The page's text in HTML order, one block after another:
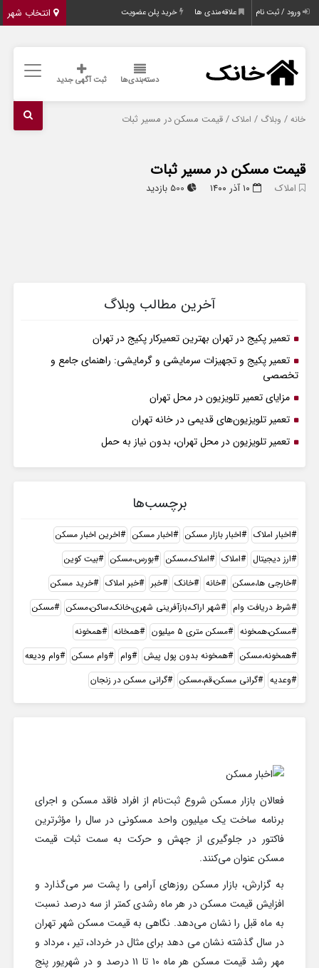
انتخاب شهر ورود / ثبت نام علاقه‌مندی ها خرید پلن عضویت
دسته‌بندی‌ها ثبت آگهی جدید
خانه / وبلاگ / املاک / قیمت مسکن در مسیر ثبات
قیمت مسکن در مسیر ثبات
املاک
آخرین مطالب وبلاگ
تعمیر پکیج در تهران بهترین تعمیرکار پکیج در تهران
تعمیر پکیج و تجهیزات سرمایشی و گرمایشی: راهنمای جامع و
تخصصی
مزایای تعمیر تلویزیون در محل تهران
تعمیر تلویزیون‌های قدیمی در خانه تهران
تعمیر تلویزیون در محل تهران، بدون نیاز به حمل
برچسب‌ها
اخبار املاک اخبار بازار مسکن اخبار مسکن
اخرین اخبار مسکن
ارز دیجیتال
املاک املاک،مسکن بورس،مسکن
بیت کوین
خارجی ها،مسکن
خانه خانک خبر خبر املاک
خرید مسکن
شرط دریافت وام
شهر اراک،بازآفرینی شهری،خانک،ساکن،مسکن
مسکن
مسکن،همخونه
مسکن متری ۵ میلیون همخانه
همخونه
همخونه،مسکن
همخونه بدون پول پیش وام وام مسکن
وام ودیعه
وعدیه
گرانی مسکن،قم،مسکن گرانی مسکن در زنجان
فعالان بازار مسکن شروع ثبت‌نام از افراد فاقد مسکن و اجرای
برنامه ساخت یک میلیون واحد مسکونی در سال را مؤثرترین
فاکتور در جلوگیری از جهش و حرکت به سمت ثبات قیمت
مسکن عنوان می‌کنند.
به گزارش، بازار مسکن روزهای آرامی را پشت سر می‌گذارد و
افزایش قیمت مسکن در هر ماه رشدی کمتر از سه درصد نسبت
به ماه قبل را نشان می‌دهد. نگاهی به قیمت مسکن شهر تهران
در سال گذشته نشان می دهد برای مثال در خرداد، تیر ، مرداد و
مهر رشد قیمت مسکن هر ماه ۱۰ تا ۱۱ درصد و در شهریور پنج